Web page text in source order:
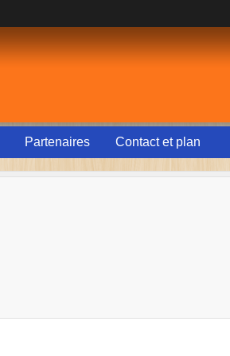
Partenaires Contact et plan